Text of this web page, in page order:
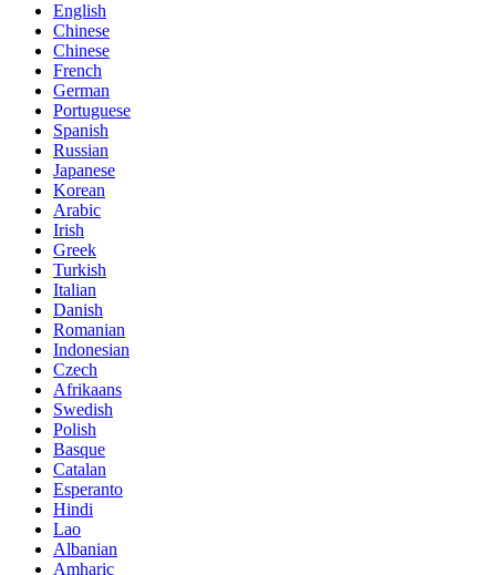
English
Chinese
Chinese
French
German
Portuguese
Spanish
Russian
Japanese
Korean
Arabic
Irish
Greek
Turkish
Italian
Danish
Romanian
Indonesian
Czech
Afrikaans
Swedish
Polish
Basque
Catalan
Esperanto
Hindi
Lao
Albanian
Amharic